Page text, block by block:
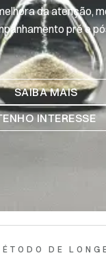
da atenção,
pré e
SAIBA MAIS
INTERESSE
DE